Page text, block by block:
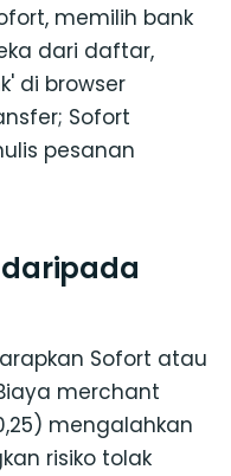
memilih bank
dari daftar,
di browser
Sofort
pesanan
Sofort atau
merchant
mengalahkan
risiko tolak